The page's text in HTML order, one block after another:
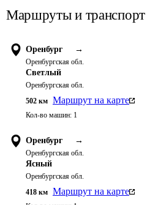
Маршруты и транспорт
Оренбург →
Оренбургская обл.
Светлый
Оренбургская обл.
502 км Маршрут на карте
Кол-во машин: 1
Оренбург →
Оренбургская обл.
Ясный
Оренбургская обл.
418 км Маршрут на карте